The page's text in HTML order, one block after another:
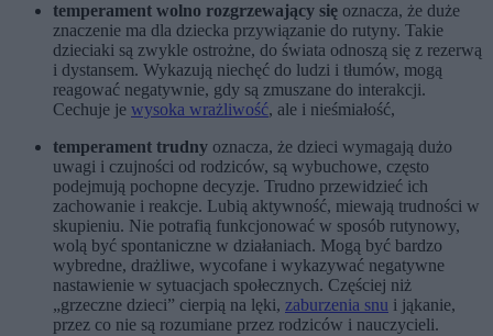
temperament wolno rozgrzewający się oznacza, że duże
znaczenie ma dla dziecka przywiązanie do rutyny. Takie
dzieciaki są zwykle ostrożne, do świata odnoszą się z rezerwą
i dystansem. Wykazują niechęć do ludzi i tłumów, mogą
reagować negatywnie, gdy są zmuszane do interakcji.
Cechuje je wysoka wrażliwość, ale i nieśmiałość,
temperament trudny oznacza, że dzieci wymagają dużo
uwagi i czujności od rodziców, są wybuchowe, często
podejmują pochopne decyzje. Trudno przewidzieć ich
zachowanie i reakcje. Lubią aktywność, miewają trudności w
skupieniu. Nie potrafią funkcjonować w sposób rutynowy,
wolą być spontaniczne w działaniach. Mogą być bardzo
wybredne, drażliwe, wycofane i wykazywać negatywne
nastawienie w sytuacjach społecznych. Częściej niż
„grzeczne dzieci” cierpią na lęki, zaburzenia snu i jąkanie,
przez co nie są rozumiane przez rodziców i nauczycieli.